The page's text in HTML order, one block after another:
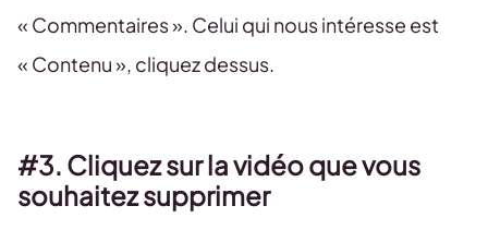
« Commentaires ». Celui qui nous intéresse est
« Contenu », cliquez dessus.
#3. Cliquez sur la vidéo que vous
souhaitez supprimer